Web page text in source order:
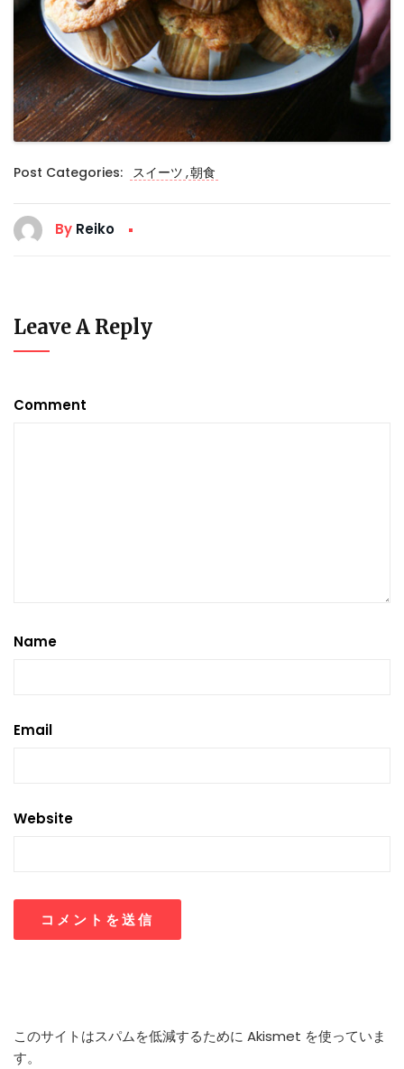
Post Categories: スイーツ ,朝食
By Reiko
Leave A Reply
Comment
Name
Email
Website
このサイトはスパムを低減するために Akismet を使っていま
す。